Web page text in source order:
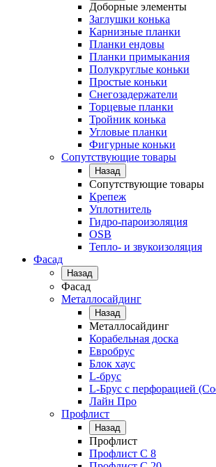
Доборные элементы
Заглушки конька
Карнизные планки
Планки ендовы
Планки примыкания
Полукруглые коньки
Простые коньки
Снегозадержатели
Торцевые планки
Тройник конька
Угловые планки
Фигурные коньки
Сопутствующие товары
Назад
Сопутствующие товары
Крепеж
Уплотнитель
Гидро-пароизоляция
OSB
Тепло- и звукоизоляция
Фасад
Назад
Фасад
Металлосайдинг
Назад
Металлосайдинг
Корабельная доска
Евробрус
Блок хаус
L-брус
L-Брус с перфорацией
Лайн Про
Профлист
Назад
Профлист
Профлист С 8